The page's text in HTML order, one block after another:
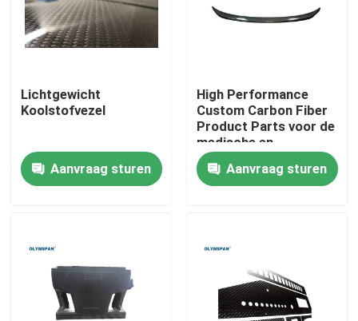
Thuis
Producten
Over ons
Fabriekstocht
Lichtgewicht
Koolstofvezel
Aanvraag sturen
High Performance
Custom Carbon Fiber
Product Parts voor de
medische en
automotive industrie
Aanvraag sturen